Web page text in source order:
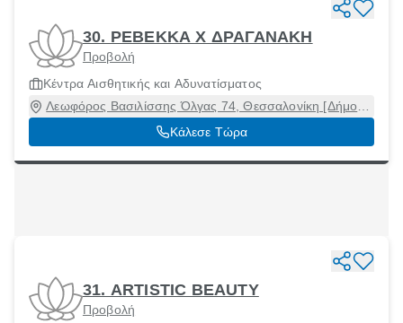
30. ΡΕΒΕΚΚΑ Χ ΔΡΑΓΑΝΑΚΗ
Προβολή
Κέντρα Αισθητικής και Αδυνατίσματος
Λεωφόρος Βασιλίσσης Όλγας 74, Θεσσαλονίκη [Δήμος],
Θεσσαλονίκη, 54643
Κάλεσε Τώρα
31. ARTISTIC BEAUTY
Προβολή